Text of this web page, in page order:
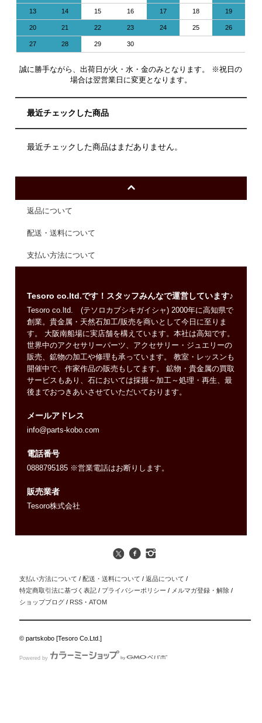
13 14 15 16 17 18 19
20 21 22 23 24 25 26
27 28 29 30
誠に勝手ながら、出荷日が火・水・金のみとなります。 ※祝日の
場合は翌営業日に変更となります。
最近チェックした商品
最近チェックした商品はまだありません。
返品について
配送・送料について
支払い方法について
Tesoro co.ltd.です！スタッフみんなで運営しています♪
Tesoro co.ltd. (テソロカブシキガイシャ) 2000年に高知県で
創業。貴金属・天然石加工/販売を商いとして今日に至りま
す。 大阪南船場に実店舗を構えています。本社は高知です。
世界中のアクセサリーパーツ、アクセサリー・ジュエリーの
販売、鉱物の加工や修理も承っています。 教室・レッスンも
開催中で、作家作品の販売もしてます。 鉱物・貴金属の買取
サービスもあり、石においては採掘～加工～処理・再生、最
後までおつきあいさせていただいております。
メールアドレス
info@parts-kobo.com
電話番号
0888795185 ※営業電話はお断りします。
販売業者
Tesoro株式会社
支払い方法について / 配送・送料について / 返品について /
特定商取引法に基づく表記 / プライバシーポリシー / メルマガ登録・解除 /
ショップブログ / RSS ・ATOM
© partskobo [Tesoro Co.Ltd.]
Powered by